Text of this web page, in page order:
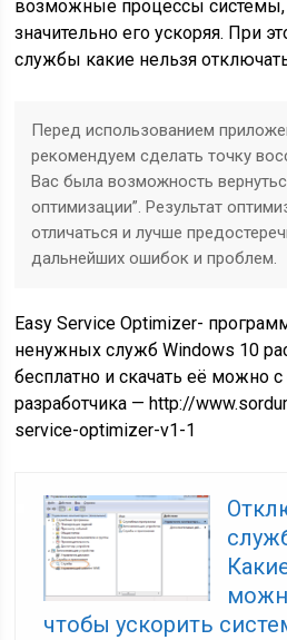
возможные процессы системы,
значительно его ускоряя. При
службы какие нельзя
Перед использованием
рекомендуем сделать точку
Вас была возможность
оптимизации”. Результат
отличаться и лучше
дальнейших ошибок и проблем.
Easy Service Optimizer-
ненужных служб Windows 10
бесплатно и скачать её можно
разработчика — http://
service-optimizer-v1-1
чтобы ускорить